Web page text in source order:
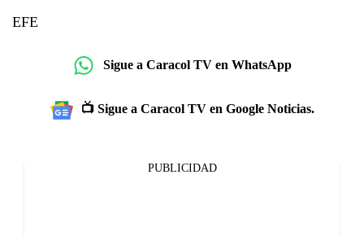
EFE
Sigue a Caracol TV en WhatsApp
📺 Sigue a Caracol TV en Google Noticias.
PUBLICIDAD